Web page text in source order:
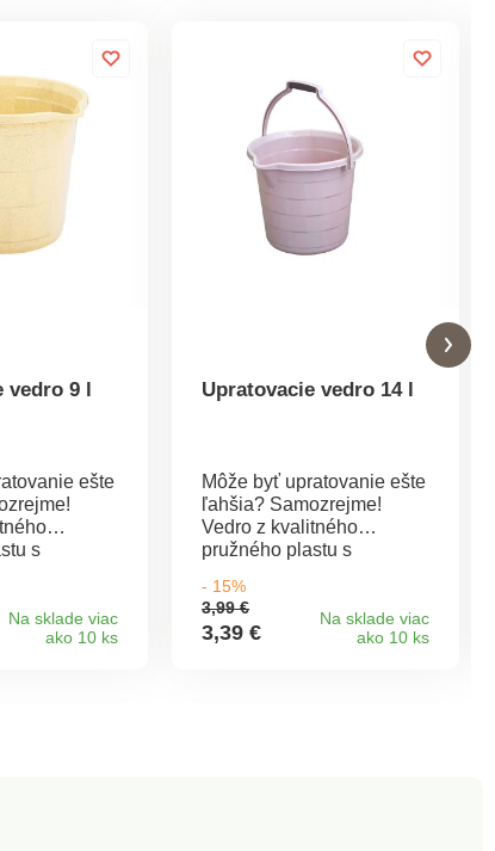
vedro 9 l
ešte
s
ešte
je v
Na sklade viac
ako 10 ks
Upratovacie vedro 14 l
Môže byť upratovanie ešte
ľahšia? Samozrejme!
Vedro z kvalitného
pružného plastu s
upratovanie. Pre ešte
lepšiu manipuláciu je v
spodnej časti úchytka,
- 15%
3,99 €
3,39 €
Na sklade viac
ako 10 ks